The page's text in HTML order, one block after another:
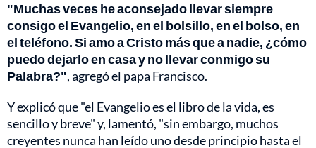
"Muchas veces he aconsejado llevar siempre
consigo el Evangelio, en el bolsillo, en el bolso, en
el teléfono. Si amo a Cristo más que a nadie, ¿cómo
puedo dejarlo en casa y no llevar conmigo su
Palabra?", agregó el papa Francisco.
Y explicó que "el Evangelio es el libro de la vida, es
sencillo y breve" y, lamentó, "sin embargo, muchos
creyentes nunca han leído uno desde principio hasta el